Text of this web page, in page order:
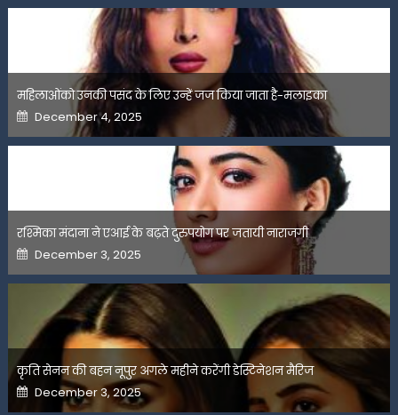
महिलाओंको उनकी पसंद के लिए उन्हें जज किया जाता है-मलाइका
Posted
on
December 4, 2025
रश्मिका मंदाना ने एआई के बढ़ते दुरुपयोग पर जतायी नाराजगी
Posted
on
December 3, 2025
कृति सेनन की बहन नूपुर अगले महीने करेंगी डेस्टिनेशन मैरिज
Posted
on
December 3, 2025